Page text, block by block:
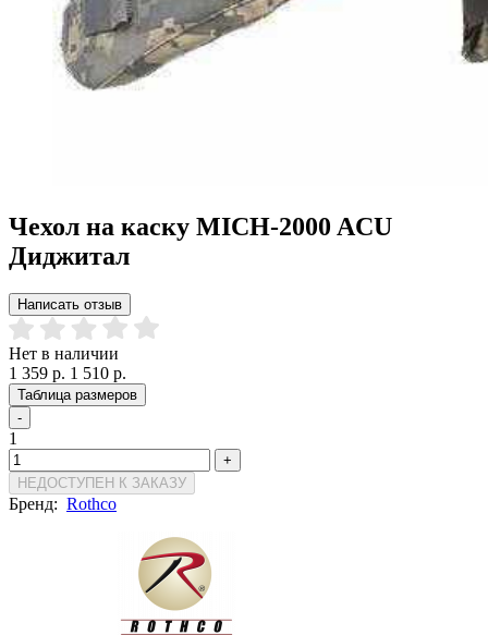
Чехол на каску MICH-2000 ACU
Диджитал
Написать отзыв
Нет в наличии
1 359 р. 1 510 р.
Таблица размеров
-
1
+
НЕДОСТУПЕН К ЗАКАЗУ
Бренд: Rothco